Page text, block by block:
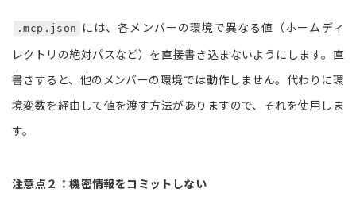
.mcp.json
には、各メンバーの環境で異なる値（ホームディ
レクトリの絶対パスなど）を直接書き込まないようにします。直
書きすると、他のメンバーの環境では動作しません。代わりに環
境変数を経由して値を渡す方法がありますので、それを使用しま
す。
注意点２：機密情報をコミットしない